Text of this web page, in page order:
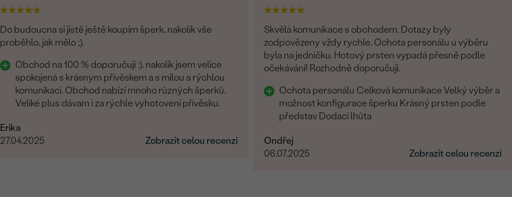
Do budoucna si jistě ještě koupim šperk, nakolik vše
proběhlo, jak mělo ;).
Obchod na 100 % doporučuji :), nakolik jsem velice
spokojená s krásnym přívěskem a s milou a rýchlou
komunikaci. Obchod nabízí mnoho různých šperků.
Veliké plus dávam i za rýchle vyhotovení přívěsku.
Erika
27.04.2025
Zobrazit celou recenzi
Skvělá komunikace s obchodem. Dotazy byly
zodpovězeny vždy rychle. Ochota personálu u výběru
byla na jedničku. Hotový prsten vypadá přesně podle
očekávání! Rozhodně doporučuji.
Ochota personálu Celková komunikace Velký výběr a
možnost konfigurace šperku Krásný prsten podle
představ Dodací lhůta
Ondřej
06.07.2025
Zobrazit celou recenzi